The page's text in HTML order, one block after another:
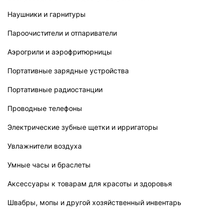
Наушники и гарнитуры
Пароочистители и отпариватели
Аэрогрили и аэрофритюрницы
Портативные зарядные устройства
Портативные радиостанции
Проводные телефоны
Электрические зубные щетки и ирригаторы
Увлажнители воздуха
Умные часы и браслеты
Аксессуары к товарам для красоты и здоровья
Швабры, мопы и другой хозяйственный инвентарь